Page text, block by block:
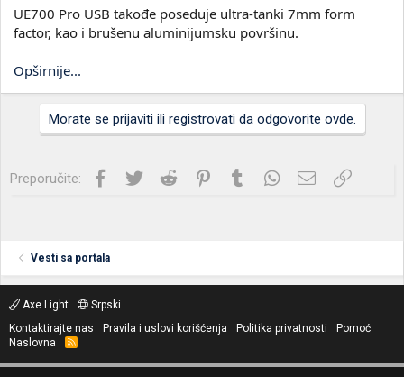
UE700 Pro USB takođe poseduje ultra-tanki 7mm form
factor, kao i brušenu aluminijumsku površinu.
Opširnije...
Morate se prijaviti ili registrovati da odgovorite ovde.
Preporučite: Facebook
Twitter Reddit PinterestTumblrWhatsApp
Imejl Link
Vesti sa portala
Axe Light
Srpski
Kontaktirajte nas
Pravila i uslovi korišćenja Politika privatnosti
Pomoć
Naslovna
R
S